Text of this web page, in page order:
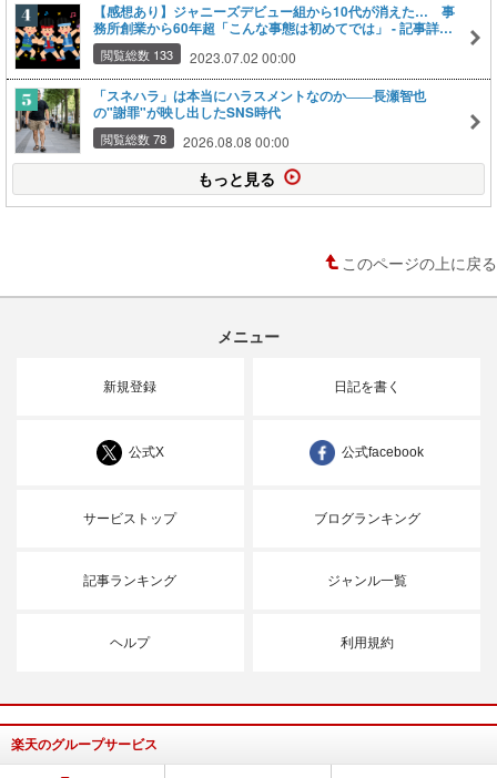
【感想あり】ジャニーズデビュー組から10代が消えた… 事
務所創業から60年超「こんな事態は初めてでは」 - 記事詳細
｜Infoseekニュース
閲覧総数 133 2023.07.02 00:00
「スネハラ」は本当にハラスメントなのか――長瀬智也
の"謝罪"が映し出したSNS時代
閲覧総数 78 2026.08.08 00:00
もっと見る
このページの上に戻る
メニュー
新規登録 日記を書く
公式X 公式facebook
サービストップ ブログランキング
記事ランキング ジャンル一覧
ヘルプ 利用規約
楽天のグループサービス